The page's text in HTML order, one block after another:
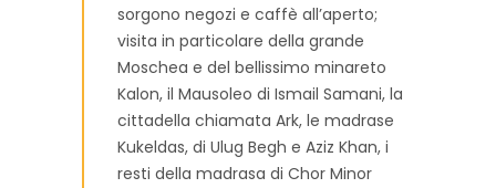
sorgono negozi e caffè all’aperto;
visita in particolare della grande
Moschea e del bellissimo minareto
Kalon, il Mausoleo di Ismail Samani, la
cittadella chiamata Ark, le madrase
Kukeldas, di Ulug Begh e Aziz Khan, i
resti della madrasa di Chor Minor